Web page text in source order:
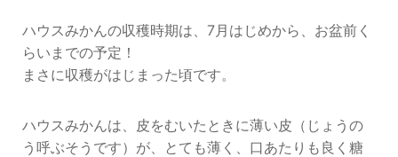
ハウスみかんの収穫時期は、7月はじめから、お盆前く
らいまでの予定！
まさに収穫がはじまった頃です。
ハウスみかんは、皮をむいたときに薄い皮（じょうの
う呼ぶそうです）が、とても薄く、口あたりも良く糖